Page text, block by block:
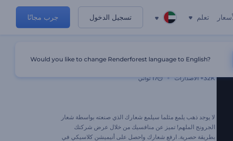
تعلم تسجيل الدخول جرب مجانًا
32K+ الاصدارات 17 ثواني
لا يوجد ذهب يلمع مثلما سيلمع شعارك الذي صنعته بواسطة شعار
الجرونج الملهم! تميز عن منافسيك من خلال عرض شركتك
بطريقة حصرية. ارفع شعارك واحصل على أنيميشن كلاسيكي في
Would you like to change Renderforest language to English?